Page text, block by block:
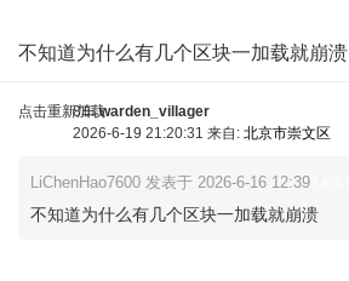
不知道为什么有几个区块一加载就崩溃
点击重新加载
8车 warden_villager
2026-6-19 21:20:31 来自: 北京市崇文区
LiChenHao7600 发表于 2026-6-16 12:39
不知道为什么有几个区块一加载就崩溃